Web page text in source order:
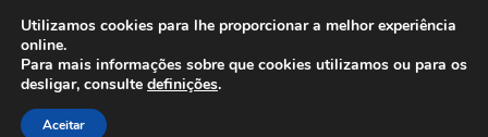
ENVIO a partir de 7 EUR
Seg-Sex, das 9h às 16h800 500 967
Ir
Saltar
Utilizamos cookies para lhe proporcionar a melhor experiência
online.
Para mais informações sobre que cookies utilizamos ou para os
desligar, consulte definições.
Aceitar